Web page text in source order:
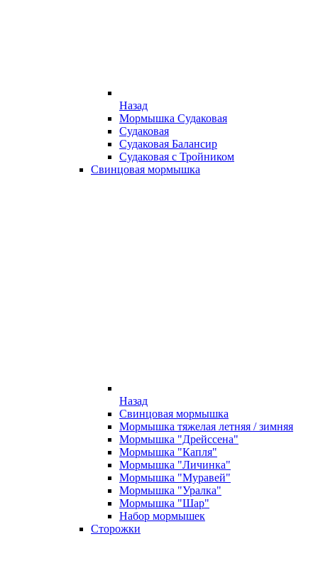
Назад
Мормышка Судаковая
Судаковая
Судаковая Балансир
Судаковая с Тройником
Свинцовая мормышка
Назад
Свинцовая мормышка
Мормышка тяжелая летняя / зимняя
Мормышка "Дрейссена"
Мормышка "Капля"
Мормышка "Личинка"
Мормышка "Муравей"
Мормышка "Уралка"
Мормышка "Шар"
Набор мормышек
Сторожки